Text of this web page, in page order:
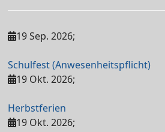
19 Sep. 2026;
Schulfest (Anwesenheitspflicht)
19 Okt. 2026;
Herbstferien
19 Okt. 2026;